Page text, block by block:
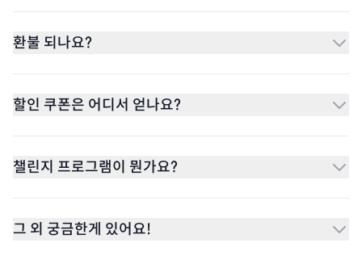
환불 되나요?
할인 쿠폰은 어디서 얻나요?
챌린지 프로그램이 뭔가요?
그 외 궁금한게 있어요!